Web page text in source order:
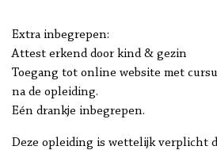
Extra inbegrepen:
Attest erkend door kind & gezin
Toegang tot online website met
na de opleiding.
Eén drankje inbegrepen.
Deze opleiding is wettelijk verplicht